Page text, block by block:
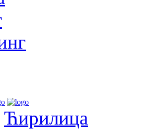
Ћирилица